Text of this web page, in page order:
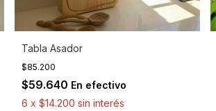
Tabla Asador
$85.200
$59.640 En efectivo
6 x$14.200 sin interés